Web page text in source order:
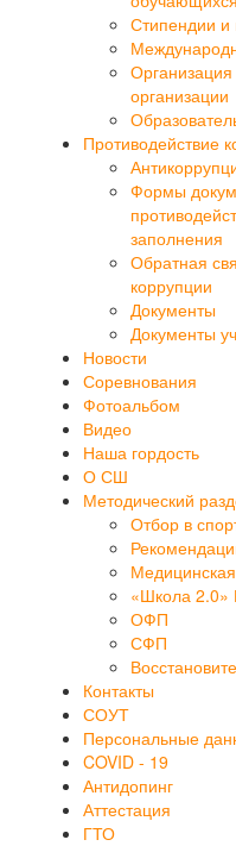
Стипендии
организации
Противодействие
Формы
заполнения
Обратная
коррупции
Документы
Документы
Новости
Соревнования
Фотоальбом
Видео
Наша гордость
О СШ
Методический
Отбор в
«Школа
ОФП
СФП
Контакты
СОУТ
Персональные
COVID - 19
Антидопинг
Аттестация
ГТО